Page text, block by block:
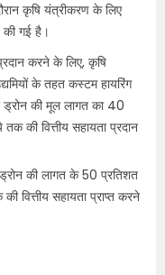
कृषि यंत्रीकरण के लिए
गई है।
करने के लिए, कृषि
के तहत कस्टम हायरिंग
ड्रोन की मूल लागत का 40
की वित्तीय सहायता प्रदान
की लागत के 50 प्रतिशत
सहायता प्राप्त करने